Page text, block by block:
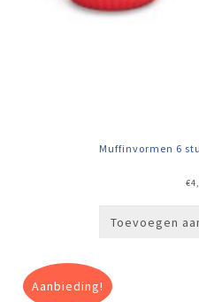
Muffinvormen 6
€
Toevoegen
Aanbieding!